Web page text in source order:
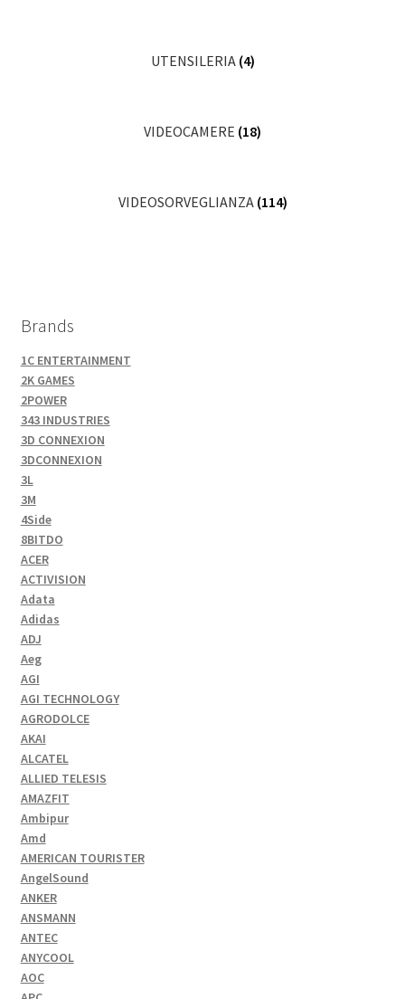
UTENSILERIA (4)
VIDEOCAMERE (18)
VIDEOSORVEGLIANZA (114)
Brands
1C ENTERTAINMENT
2K GAMES
2POWER
343 INDUSTRIES
3D CONNEXION
3DCONNEXION
3L
3M
4Side
8BITDO
ACER
ACTIVISION
Adata
Adidas
ADJ
Aeg
AGI
AGI TECHNOLOGY
AGRODOLCE
AKAI
ALCATEL
ALLIED TELESIS
AMAZFIT
Ambipur
Amd
AMERICAN TOURISTER
AngelSound
ANKER
ANSMANN
ANTEC
ANYCOOL
AOC